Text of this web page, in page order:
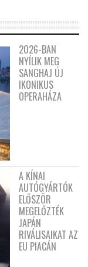
2026-BAN
NYÍLIK MEG
SANGHAJ ÚJ
IKONIKUS
OPERAHÁZA
A KÍNAI
AUTÓGYÁRTÓK
ELŐSZÖR
MEGELŐZTÉK
JAPÁN
RIVÁLISAIKAT AZ
EU PIACÁN